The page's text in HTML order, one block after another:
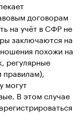
договорам
на учёт в СФР не
заключаются на
похожи на
регулярные
правилам),
могут
В этом случае